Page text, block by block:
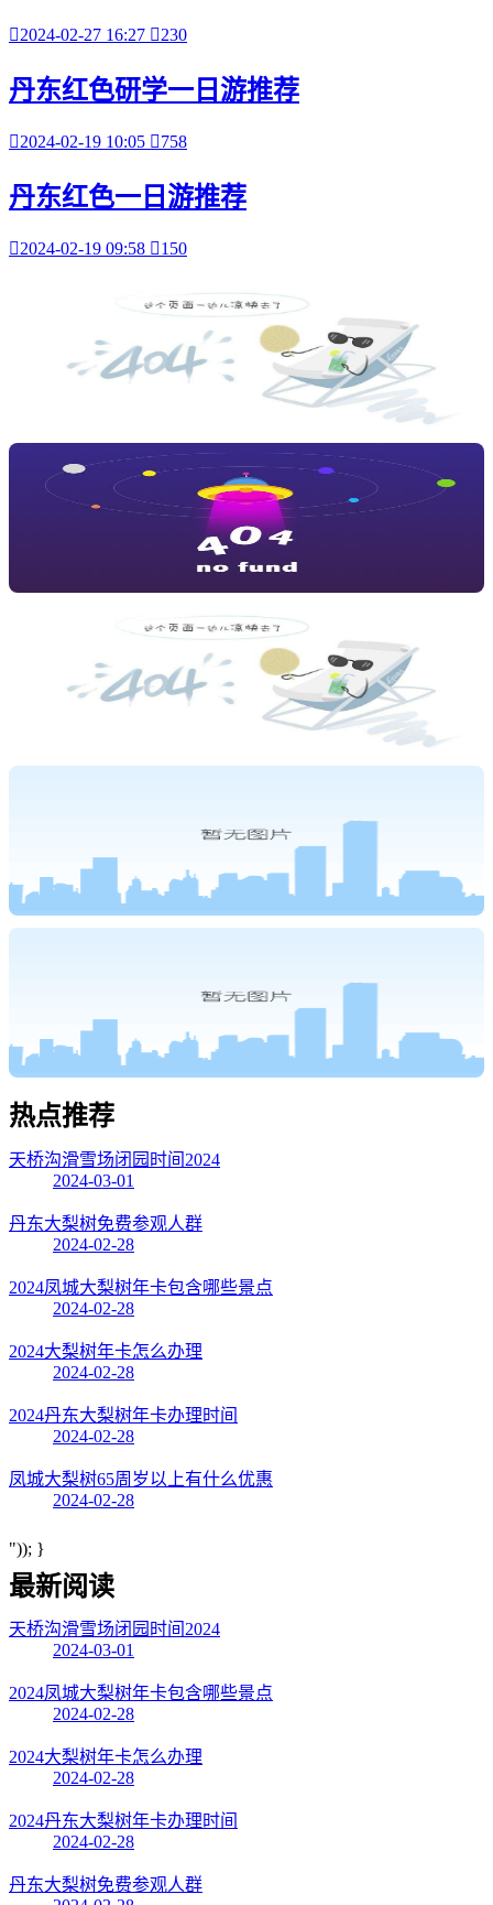
2024-02-27 16:27 230
丹东红色研学一日游推荐
2024-02-19 10:05 758
丹东红色一日游推荐
2024-02-19 09:58 150
热点推荐
天桥沟滑雪场闭园时间2024
2024-03-01
丹东大梨树免费参观人群
2024-02-28
2024凤城大梨树年卡包含哪些景点
2024-02-28
2024大梨树年卡怎么办理
2024-02-28
2024丹东大梨树年卡办理时间
2024-02-28
凤城大梨树65周岁以上有什么优惠
2024-02-28
")); }
最新阅读
天桥沟滑雪场闭园时间2024
2024-03-01
2024凤城大梨树年卡包含哪些景点
2024-02-28
2024大梨树年卡怎么办理
2024-02-28
2024丹东大梨树年卡办理时间
2024-02-28
丹东大梨树免费参观人群